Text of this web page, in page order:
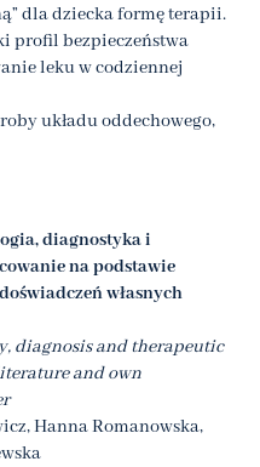
dla dziecka formę terapii.
profil bezpieczeństwa
leku w codziennej
układu oddechowego,
diagnostyka i
na podstawie
własnych
diagnosis and therapeutic
and own
Hanna Romanowska,